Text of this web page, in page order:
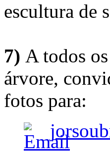
escultura de
7) A todos
árvore,
fotos para: